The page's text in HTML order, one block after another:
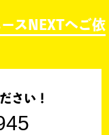
スNEXTへご依
さい！